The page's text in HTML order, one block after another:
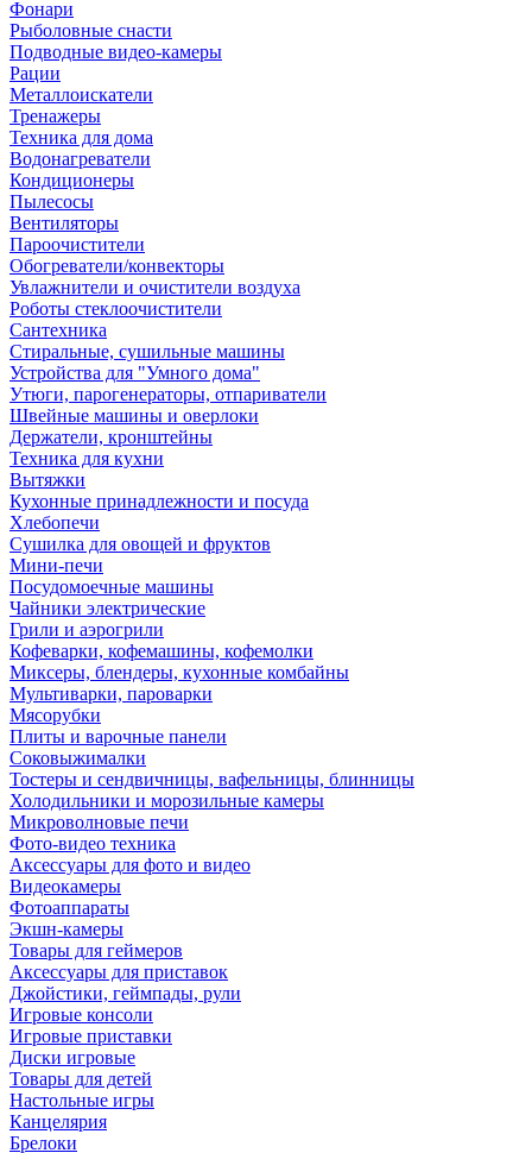
Фонари
Рыболовные снасти
Подводные видео-камеры
Рации
Металлоискатели
Тренажеры
Техника для дома
Водонагреватели
Кондиционеры
Пылесосы
Вентиляторы
Пароочистители
Обогреватели/конвекторы
Увлажнители и очистители воздуха
Роботы стеклоочистители
Сантехника
Стиральные, сушильные машины
Устройства для "Умного дома"
Утюги, парогенераторы, отпариватели
Швейные машины и оверлоки
Держатели, кронштейны
Техника для кухни
Вытяжки
Кухонные принадлежности и посуда
Хлебопечи
Сушилка для овощей и фруктов
Мини-печи
Посудомоечные машины
Чайники электрические
Грили и аэрогрили
Кофеварки, кофемашины, кофемолки
Миксеры, блендеры, кухонные комбайны
Мультиварки, пароварки
Мясорубки
Плиты и варочные панели
Соковыжималки
Тостеры и сендвичницы, вафельницы, блинницы
Холодильники и морозильные камеры
Микроволновые печи
Фото-видео техника
Аксессуары для фото и видео
Видеокамеры
Фотоаппараты
Экшн-камеры
Товары для геймеров
Аксессуары для приставок
Джойстики, геймпады, рули
Игровые консоли
Игровые приставки
Диски игровые
Товары для детей
Настольные игры
Канцелярия
Брелоки